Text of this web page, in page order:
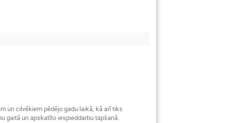
un cilvēkiem pēdējo gadu laikā, kā arī tiks
gaitā un apskatīto iespieddarbu tapšanā.